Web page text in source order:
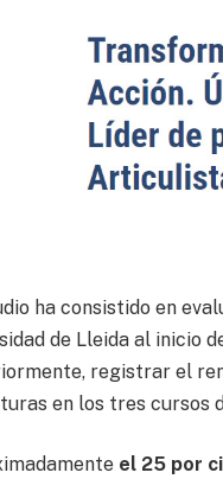
ha consistido en
de Lleida al inicio
registrar el
en los tres cursos
el 25 por